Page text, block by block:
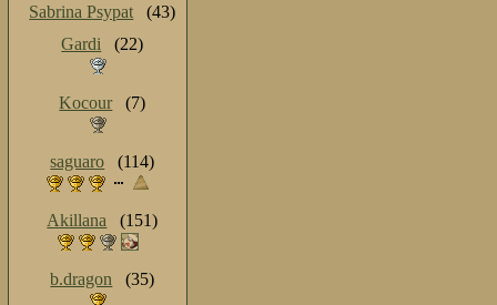
Sabrina Psypat
(43)
Gardi
(22)
Kocour (7)
saguaro (114)
Akillana (151)
b.dragon (35)